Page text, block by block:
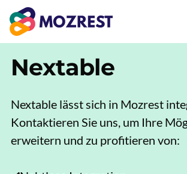
Zum
Inhalt
springen
Nextable
Nextable lässt sich in Mozrest
Kontaktieren Sie uns, um Ihre
erweitern und zu profitieren von: